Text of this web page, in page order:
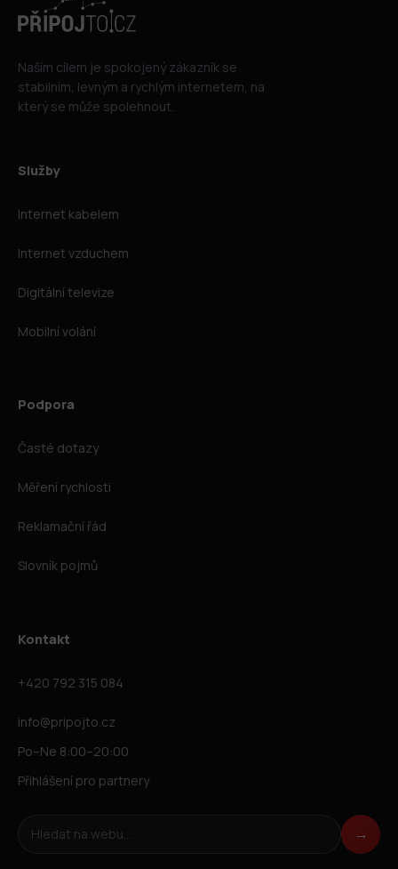
Naším cílem je spokojený zákazník se
stabilním, levným a rychlým internetem, na
který se může spolehnout.
Služby
Internet kabelem
Internet vzduchem
Digitální televize
Mobilní volání
Podpora
Časté dotazy
Měření rychlosti
Reklamační řád
Slovník pojmů
Kontakt
+420 792 315 084
info@pripojto.cz
Po–Ne 8:00–20:00
Přihlášení pro partnery
Hledat na webu →